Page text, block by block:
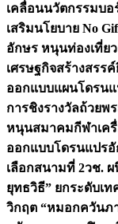
เคลื่อนนวัตกรรมบอ
เสริมนโยบาย No
อักษร หนุนท่องเที่ย
เศรษฐกิจสร้างสรรค์
ออกแบบแผนโดรนแ
การชิงรางวัลถ้วยพ
หนุนสมาคมกีฬาเค
ออกแบบโดรนแปร
เลือกสนามที่ 2วช.
ยุทธวิธี” ยกระดับเ
วิกฤต “หมอกควันภ